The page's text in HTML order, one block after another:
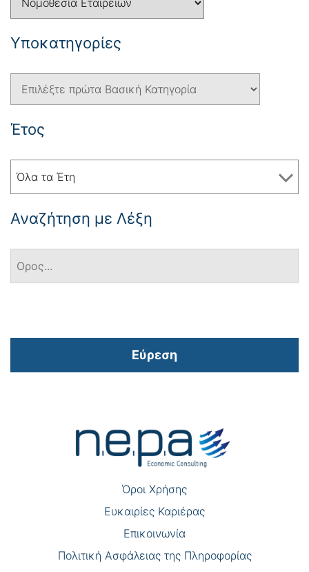
Yποκατηγορίες
Έτος
Όλα τα Έτη
Αναζήτηση με Λέξη
Εύρεση
Όροι Χρήσης
Eυκαιρίες Καριέρας
Επικοινωνία
Πολιτική Ασφάλειας της Πληροφορίας